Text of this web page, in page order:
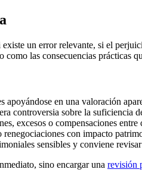
un error relevante, si el
las consecuencias prácticas
apoyándose en una valoración
controversia sobre la suficiencia
excesos o compensaciones entre
con impacto
sensibles y conviene
sino encargar una revisión